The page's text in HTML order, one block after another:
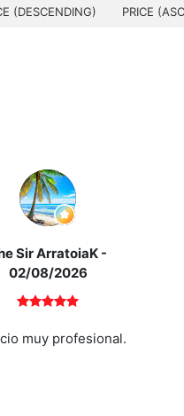
(DESCENDING) PRICE
Sir ArratoiaK -
02/08/2026
muy profesional.